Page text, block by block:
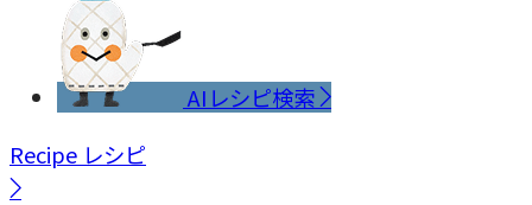
AIレシピ検索
Recipe レシピ